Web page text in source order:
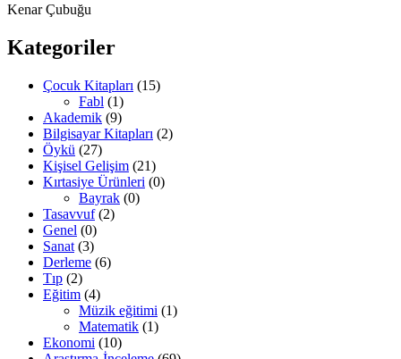
Kenar Çubuğu
Kategoriler
Çocuk Kitapları (15)
Fabl (1)
Akademik (9)
Bilgisayar Kitapları (2)
Öykü (27)
Kişisel Gelişim (21)
Kırtasiye Ürünleri (0)
Bayrak (0)
Tasavvuf (2)
Genel (0)
Sanat (3)
Derleme (6)
Tıp (2)
Eğitim (4)
Müzik eğitimi (1)
Matematik (1)
Ekonomi (10)